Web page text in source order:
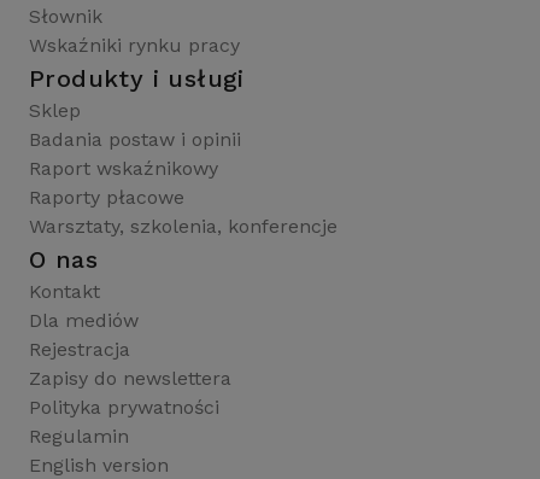
Słownik
Wskaźniki rynku pracy
Produkty i usługi
Sklep
Badania postaw i opinii
Raport wskaźnikowy
Raporty płacowe
Warsztaty, szkolenia, konferencje
O nas
Kontakt
Dla mediów
Rejestracja
Zapisy do newslettera
Polityka prywatności
Regulamin
English version